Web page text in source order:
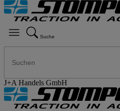
Suche
J+A Handels GmbH